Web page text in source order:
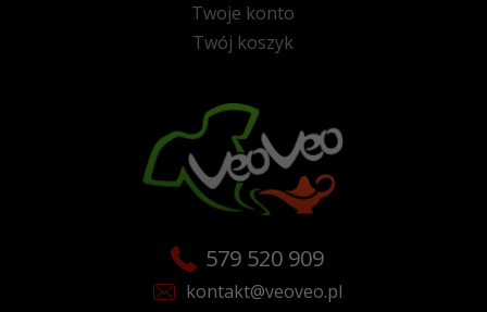
Twoje konto
Twój koszyk
579 520 909
kontakt@veoveo.pl